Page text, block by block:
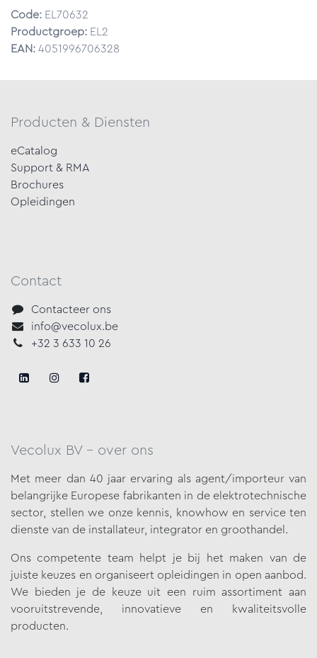
Code: EL70632
Productgroep: EL2
EAN: 4051996706328
Producten & Diensten
eCatalog
Support & RMA
Brochures
Opleidingen
Contact
Contacteer ons
info@vecolux.be
+32 3 633 10 26
Vecolux BV - over ons
Met meer dan 40 jaar ervaring als agent/importeur van
belangrijke Europese fabrikanten in de elektrotechnische
sector, stellen we onzekennis, knowhow en service ten
dienste van de installateur, integrator en groothandel.
Ons competente team helpt je bij het maken van de
juiste keuzes en organiseert opleidingen in open aanbod.
We bieden je de keuze uit een ruim assortiment aan
vooruitstrevende, innovatieve en kwaliteitsvolle
producten.